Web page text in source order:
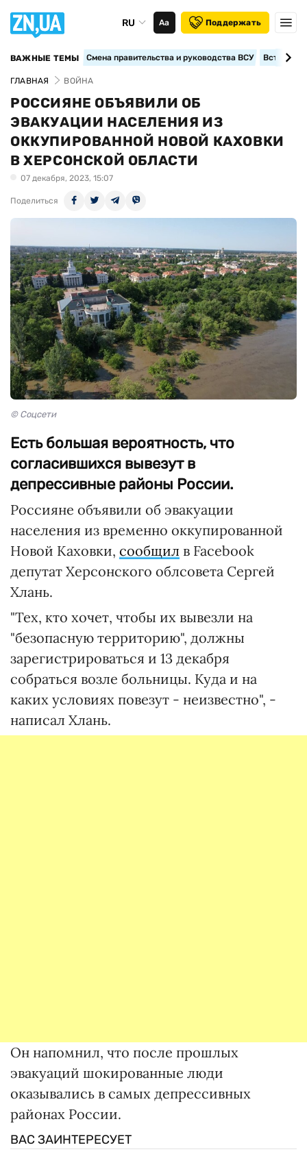
RU Аа Поддержать
ВАЖНЫЕ ТЕМЫ Смена правительства и руководства ВСУ
ГЛАВНАЯ ВОЙНА
РОССИЯНЕ ОБЪЯВИЛИ ОБ
ЭВАКУАЦИИ НАСЕЛЕНИЯ ИЗ
ОККУПИРОВАННОЙ НОВОЙ КАХОВКИ
В ХЕРСОНСКОЙ ОБЛАСТИ
07 декабря, 2023, 15:07
Поделиться
© Соцсети
Есть большая вероятность, что
согласившихся вывезут в
депрессивные районы России.
Россияне объявили об эвакуации
населения из временно оккупированной
Новой Каховки, сообщил в Facebook
депутат Херсонского облсовета Сергей
Хлань.
"Тех, кто хочет, чтобы их вывезли на
"безопасную территорию", должны
зарегистрироваться и 13 декабря
собраться возле больницы. Куда и на
каких условиях повезут - неизвестно", -
написал Хлань.
Он напомнил, что после прошлых
эвакуаций шокированные люди
оказывались в самых депрессивных
районах России.
ВАС ЗАИНТЕРЕСУЕТ